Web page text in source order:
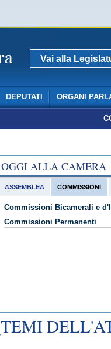
Vai alla
DEPUTATI ORGANI
OGGI ALLA CAMERA
ASSEMBLEA COMMISSIONI
Commissioni Bicamerali e
Commissioni Permanenti
TEMI